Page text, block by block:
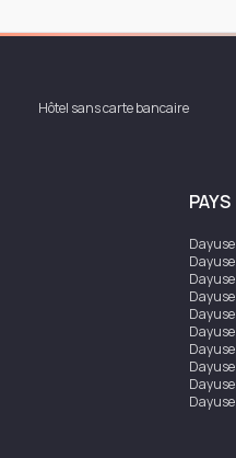
Hôtel sans carte bancaire
PAYS
Dayuse
Dayuse
Dayuse
Dayuse
Dayuse
Dayuse
Dayuse
Dayuse
Dayuse
Dayuse